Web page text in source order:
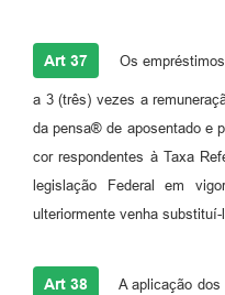
Art 37 Os
a 3 (três) vezes a
da pensa® de aposentado e
cor respondentes à Taxa
legislação Federal em
ulteriormente venha substituí-
Art 38 A aplicação